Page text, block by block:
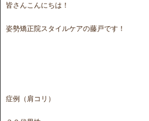
皆さんこんにちは！
姿勢矯正院スタイルケアの藤戸です！
症例（肩コリ）